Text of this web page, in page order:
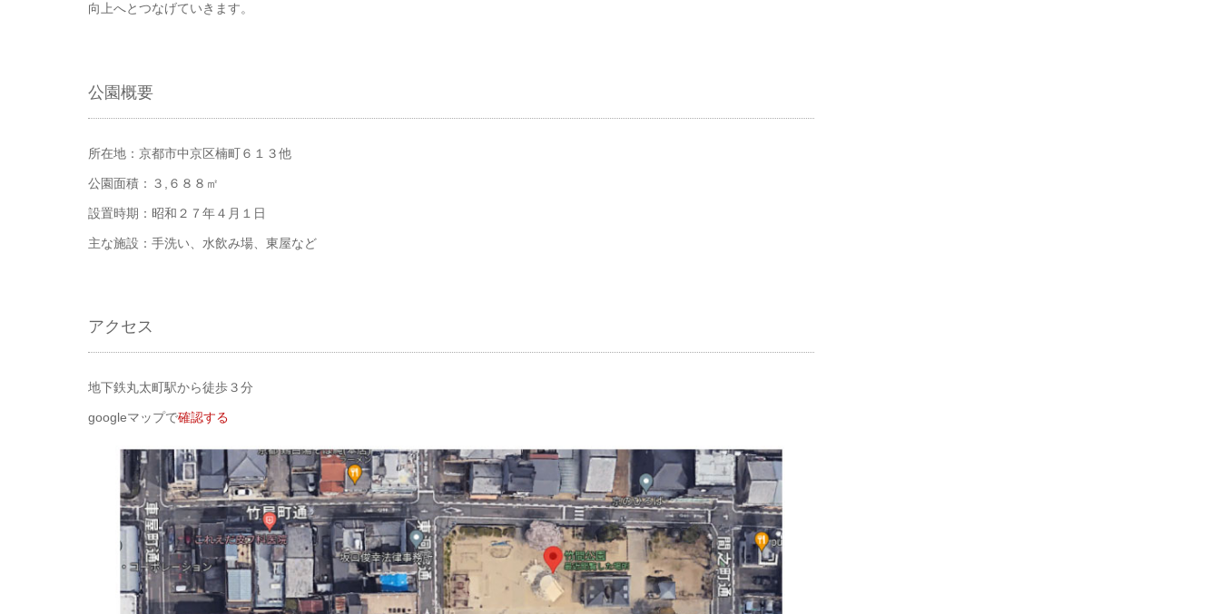
向上へとつなげていきます。
公園概要
所在地：京都市中京区楠町６１３他
公園面積：３,６８８㎡
設置時期：昭和２７年４月１日
主な施設：手洗い、水飲み場、東屋など
アクセス
地下鉄丸太町駅から徒歩３分
googleマップで確認する